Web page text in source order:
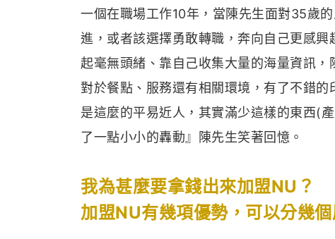
一個在職場工作10年，當陳先生面對35歲
進，或者該選擇勇敢轉職，奔向自己更感
起毫無頭緒、靠自己收集大量的海量資訊
對於餐點、服務還有相關環境，有了不錯
是這麼的平易近人，其實滿少這樣的東西(
了一點小小的轟動』陳先生笑著回憶。
我為甚麼要拿錢出來加盟NU？
加盟NU有幾項優勢，可以分幾個